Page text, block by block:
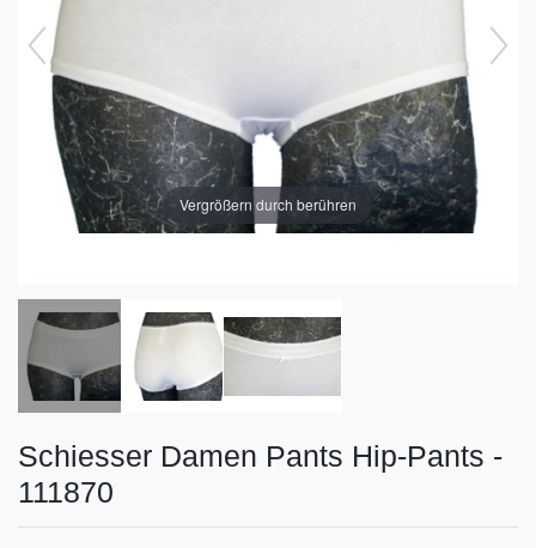
Vergrößern durch berühren
Schiesser Damen Pants Hip-Pants -
111870